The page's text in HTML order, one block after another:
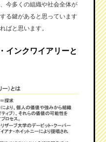
今多くの組織や社会全体が
る鍵があると思っています
ばと思います。
インクワイアリーと